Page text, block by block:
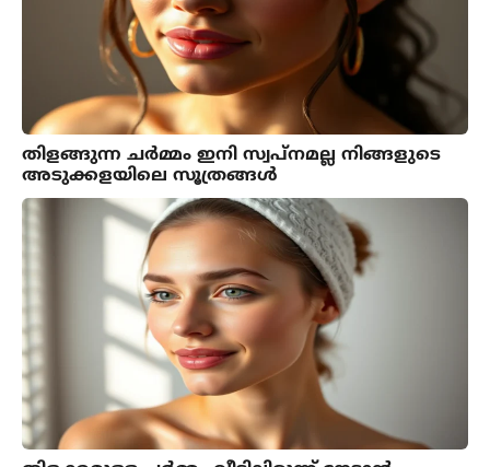
തിളങ്ങുന്ന ചർമ്മം ഇനി സ്വപ്നമല്ല നിങ്ങളുടെ
അടുക്കളയിലെ സൂത്രങ്ങൾ